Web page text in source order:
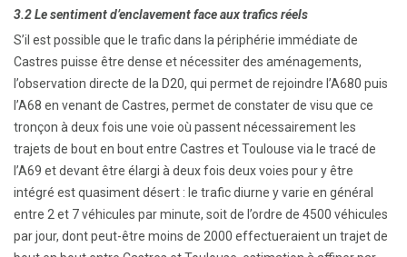
3.2 Le sentiment d’enclavement face aux trafics réels
S’il est possible que le trafic dans la périphérie immédiate de
Castres puisse être dense et nécessiter des aménagements,
l’observation directe de la D20, qui permet de rejoindre l’A680 puis
l’A68 en venant de Castres, permet de constater de visu que ce
tronçon à deux fois une voie où passent nécessairement les
trajets de bout en bout entre Castres et Toulouse via le tracé de
l’A69 et devant être élargi à deux fois deux voies pour y être
intégré est quasiment désert : le trafic diurne y varie en général
entre 2 et 7 véhicules par minute, soit de l’ordre de 4500 véhicules
par jour, dont peut-être moins de 2000 effectueraient un trajet de